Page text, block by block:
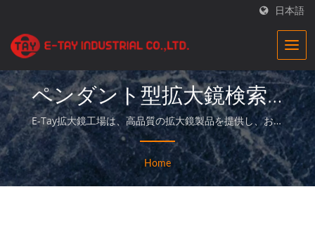
日本語
ペンダント型拡大鏡検索 |
工業用拡大鏡サプライヤー
|E-Tay
E-Tay拡大鏡工場は、高品質の拡大鏡製品を提供し、お客
様に完璧なサービスを提供する専門メーカーです。
Home